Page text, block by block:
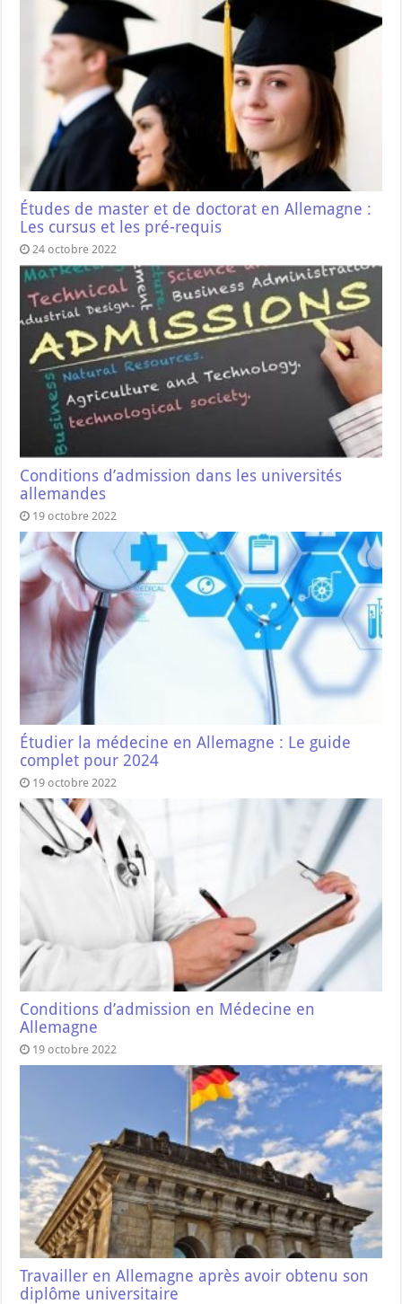
Études de master et de doctorat en Allemagne :
Les cursus et les pré-requis
24 octobre 2022
Conditions d’admission dans les universités
allemandes
19 octobre 2022
Étudier la médecine en Allemagne : Le guide
complet pour 2024
19 octobre 2022
Conditions d’admission en Médecine en
Allemagne
19 octobre 2022
Travailler en Allemagne après avoir obtenu son
diplôme universitaire